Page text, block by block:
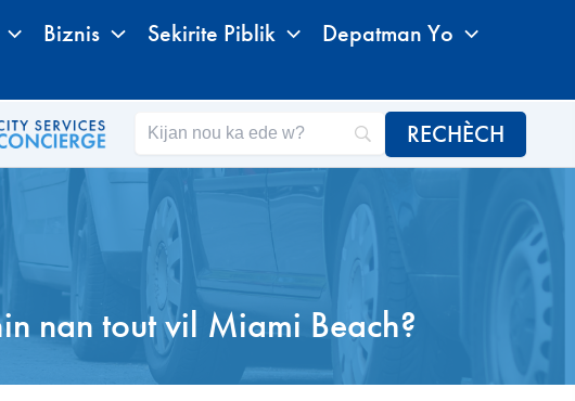
Biznis Sekirite Piblik
Depatman Yo
nan tout vil Miami Beach?